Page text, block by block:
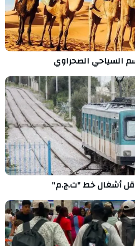
السياحي الصحراوي
أشغال خط "ت.ج.م"